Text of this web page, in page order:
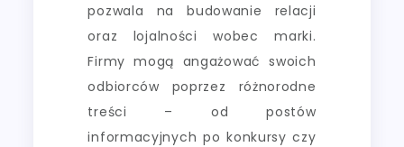
pozwala na budowanie relacji
oraz lojalności wobec marki.
Firmy mogą angażować swoich
odbiorców poprzez różnorodne
treści – od postów
informacyjnych po konkursy czy